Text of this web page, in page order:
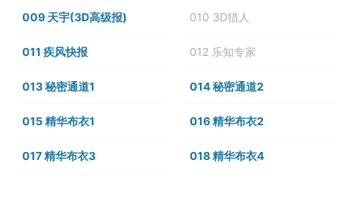
009 天宇(3D高级报) 010 3D猎人
011 疾风快报 012 乐知专家
013 秘密通道1 014 秘密通道2
015 精华布衣1 016 精华布衣2
017 精华布衣3 018 精华布衣4